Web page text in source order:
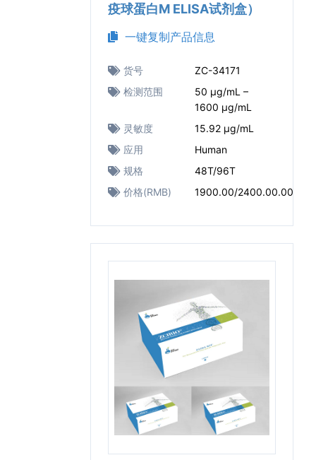
疫球蛋白M ELISA试剂盒）
一键复制产品信息
货号
ZC-34171
检测范围
50 μg/mL –
1600 μg/mL
灵敏度
15.92 μg/mL
应用
Human
规格
48T/96T
价格(RMB)
1900.00/2400.00.00